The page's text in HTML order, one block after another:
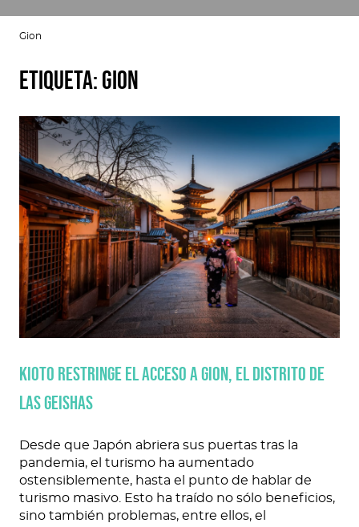
Gion
Etiqueta:Gion
Kioto restringe el acceso a Gion, el distrito de
las geishas
Desde que Japón abriera sus puertas tras la
pandemia, el turismo ha aumentado
ostensiblemente, hasta el punto de hablar de
turismo masivo. Esto ha traído no sólo beneficios,
sino también problemas, entre ellos, el